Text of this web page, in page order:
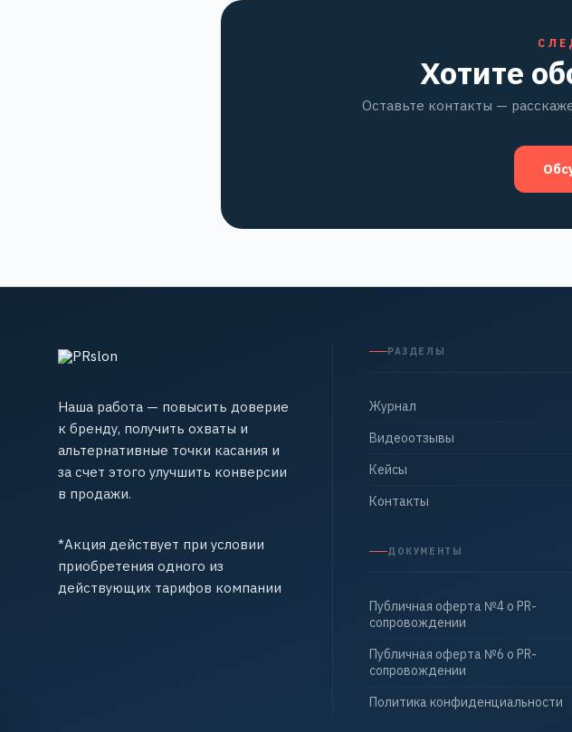
Хотите
Оставьте контакты —
Наша работа — повысить доверие
к бренду, получить охваты и
альтернативные точки касания и
за счет этого улучшить конверсии
в продажи.
*Акция действует при условии
приобретения одного из
действующих тарифов компании
РАЗДЕЛЫ
Журнал
Видеоотзывы
Кейсы
Контакты
ДОКУМЕНТЫ
Публичная оферта №4 о PR-
сопровождении
Публичная оферта №6 о PR-
сопровождении
Политика конфиденциальности